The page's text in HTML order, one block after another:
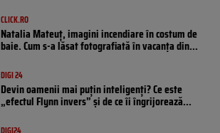
CLICK.RO
Natalia Mateuț, imagini incendiare în costum de
baie. Cum s-a lăsat fotografiată în vacanța din...
DIGI 24
Devin oamenii mai puțin inteligenți? Ce este
„efectul Flynn invers” și de ce îi îngrijorează...